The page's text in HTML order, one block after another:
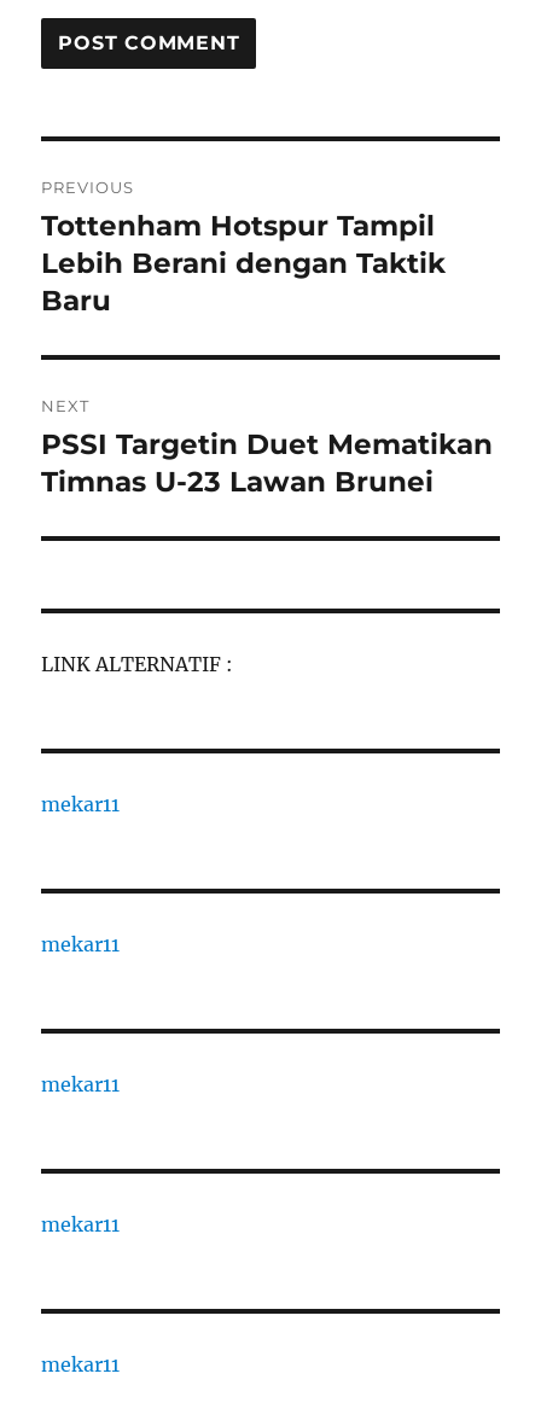
navigation
PREVIOUS
Previous
post:
Tottenham Hotspur Tampil
Lebih Berani dengan Taktik
Baru
NEXT
Next
post:
PSSI Targetin Duet Mematikan
Timnas U-23 Lawan Brunei
LINK ALTERNATIF :
mekar11
mekar11
mekar11
mekar11
mekar11